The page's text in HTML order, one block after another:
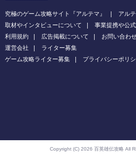
究極のゲーム攻略サイト『アルテマ』
アル
取材やインタビューについて
事業提携や公
利用規約
広告掲載について お問い合わ
運営会社
ライター募集
ゲーム攻略ライター募集
プライバシーポリ
Copyright (C) 2026 百英雄伝攻略 All